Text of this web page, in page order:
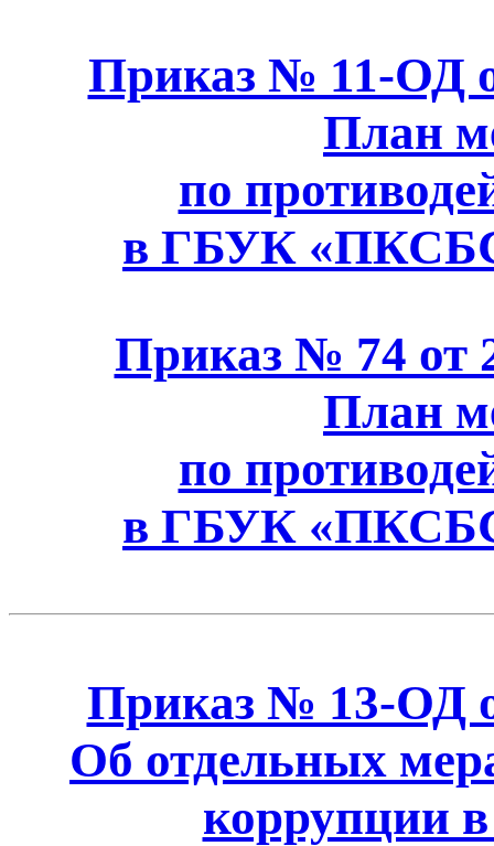
Приказ № 11-ОД
План
по
в ГБУК
Приказ № 74 от
План
по
в ГБУК
Приказ № 13-ОД
Об отдельных
коррупции